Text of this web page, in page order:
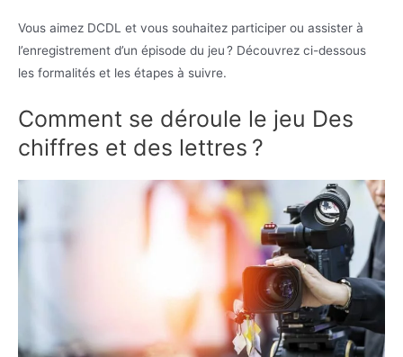
Vous aimez DCDL et vous souhaitez participer ou assister à
l’enregistrement d’un épisode du jeu ? Découvrez ci-dessous
les formalités et les étapes à suivre.
Comment se déroule le jeu Des
chiffres et des lettres ?